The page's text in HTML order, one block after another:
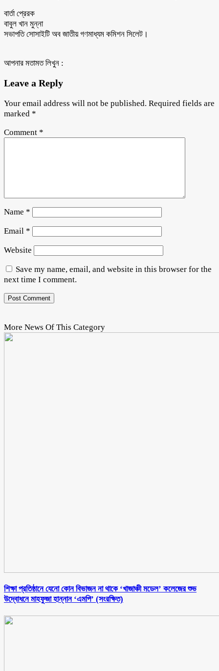
বার্তা প্রেরক
বাবুল খান মুন্না
সভাপতি সোসাইটি অব জাতীয় গণমাধ্যম কমিশন সিলেট।
আপনার মতামত লিখুন :
Leave a Reply
Your email address will not be published. Required fields are
marked *
Comment *
Name *
Email *
Website
Save my name, email, and website in this browser for the
next time I comment.
More News Of This Category
শিক্ষা প্রতিষ্ঠানে যেনো কোন বিভাজন না থাকে ‘খাজাঞ্চী মডেল’ কলেজের শুভ
উদ্বোধনে মাহফুজা হান্নান ‘এমপি’ (সংরক্ষিত)